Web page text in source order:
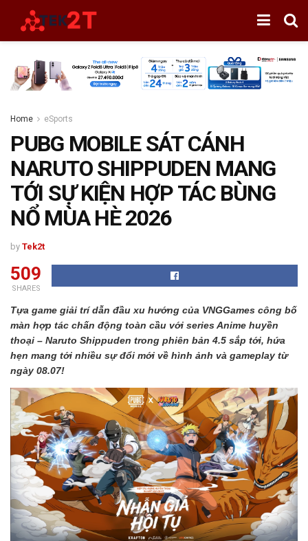
Home eSports
PUBG MOBILE SÁT CÁNH
NARUTO SHIPPUDEN MANG
TỚI SỰ KIỆN HỢP TÁC BÙNG
NỔ MÙA HÈ 2026
by Tek2t
509
SHARES
Tựa game giải trí dẫn đầu xu hướng của VNGGames công bố
màn hợp tác chấn động toàn cầu với series Anime huyền
thoại – Naruto Shippuden trong phiên bản 4.5 sắp tới, hứa
hẹn mang tới nhiều sự đổi mới về hình ảnh và gameplay từ
ngày 08.07!